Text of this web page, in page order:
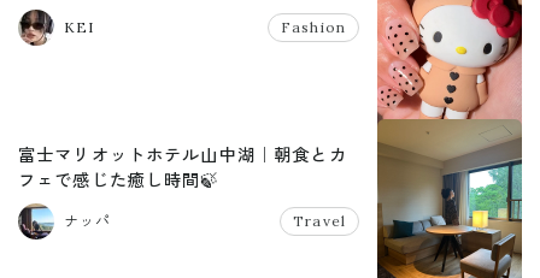
KEI Fashion
富士マリオットホテル山中湖｜朝食とカ
フェで感じた癒し時間🍃
ナッパ Travel